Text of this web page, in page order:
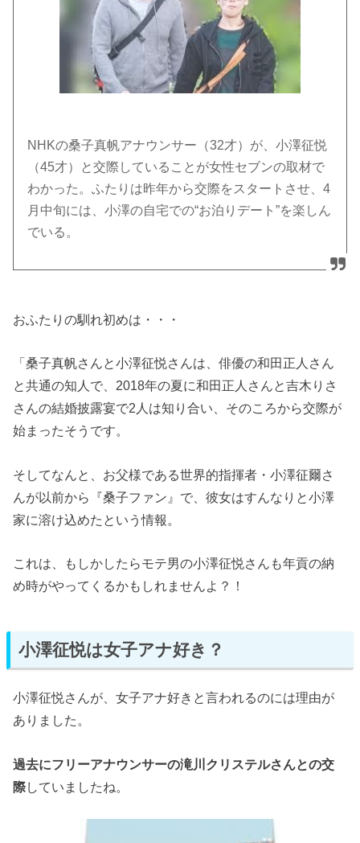
NHKの桑子真帆アナウンサー（32才）が、小澤征悦
（45才）と交際していることが女性セブンの取材で
わかった。ふたりは昨年から交際をスタートさせ、4
月中旬には、小澤の自宅での“お泊りデート”を楽しん
でいる。
おふたりの馴れ初めは・・・
「桑子真帆さんと小澤征悦さんは、俳優の和田正人さん
と共通の知人で、2018年の夏に和田正人さんと吉木りさ
さんの結婚披露宴で2人は知り合い、そのころから交際が
始まったそうです。
そしてなんと、お父様である世界的指揮者・小澤征爾さ
んが以前から『桑子ファン』で、彼女はすんなりと小澤
家に溶け込めたという情報。
これは、もしかしたらモテ男の小澤征悦さんも年貢の納
め時がやってくるかもしれませんよ？！
小澤征悦は女子アナ好き？
小澤征悦さんが、女子アナ好きと言われるのには理由が
ありました。
過去にフリーアナウンサーの滝川クリステルさんとの交
際していましたね。